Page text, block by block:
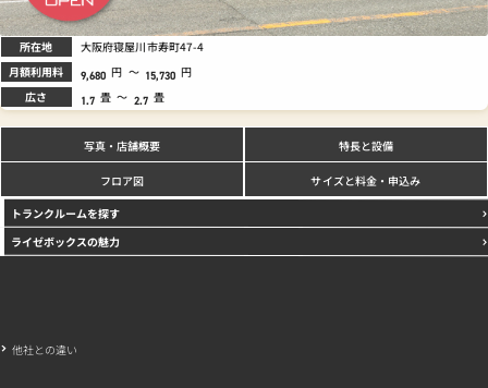
所在地 大阪府寝屋川市寿町47-4
月額利用料 9,680 円 ～ 15,730 円
広さ 1.7 畳 ～ 2.7 畳
写真・店舗概要 特長と設備
フロア図 サイズと料金 ・申込み
トランクルームを探す
ライゼボックスの魅力
他社との違い